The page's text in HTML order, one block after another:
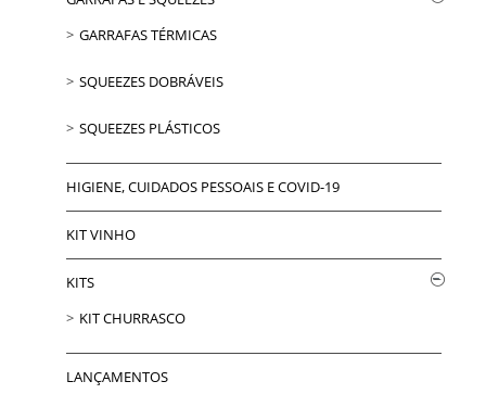
GARRAFAS TÉRMICAS
SQUEEZES DOBRÁVEIS
SQUEEZES PLÁSTICOS
HIGIENE, CUIDADOS PESSOAIS E COVID-19
KIT VINHO
KITS
KIT CHURRASCO
LANÇAMENTOS